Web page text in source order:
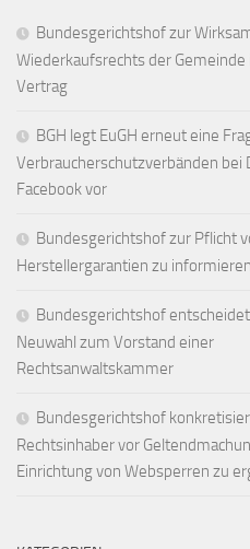
Bundesgerichtshof zur
Wiederkaufsrechts der
Vertrag
BGH legt EuGH erneut eine
Verbraucherschutzverbänden
Facebook vor
Bundesgerichtshof zur Pflicht
Herstellergarantien zu informieren
Bundesgerichtshof
Neuwahl zum Vorstand einer
Rechtsanwaltskammer
Bundesgerichtshof
Rechtsinhaber vor
Einrichtung von Websperren zu